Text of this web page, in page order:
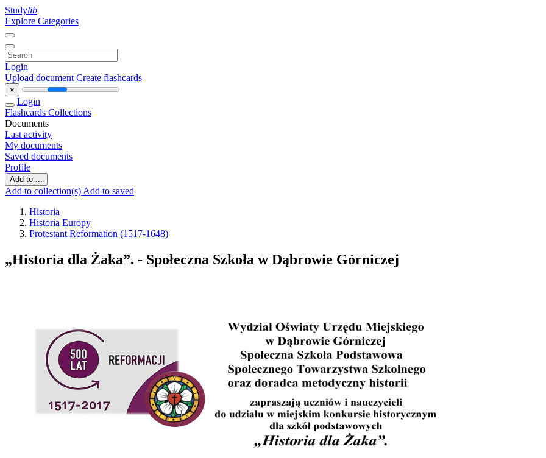
Studylib
Explore Categories
Login
Upload document Create flashcards
×
Login
Flashcards Collections
Documents
Last activity
My documents
Saved documents
Profile
Add to ...
Add to collection(s) Add to saved
Historia
Historia Europy
Protestant Reformation (1517-1648)
„Historia dla Żaka”. - Społeczna Szkoła w Dąbrowie Górniczej